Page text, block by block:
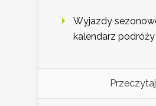
Wyjazdy
kalendarz podróży
Przeczytaj